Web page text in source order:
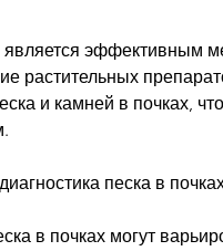
эффективным
растительных
и камней в почках,
песка в
в почках могут